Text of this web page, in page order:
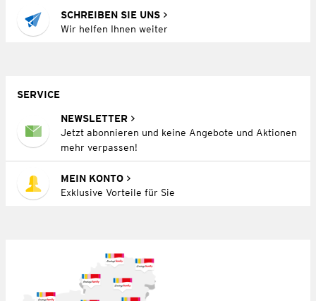
SCHREIBEN SIE UNS
Wir helfen Ihnen weiter
SERVICE
NEWSLETTER
Jetzt abonnieren und keine Angebote und Aktionen
mehr verpassen!
MEIN KONTO
Exklusive Vorteile für Sie